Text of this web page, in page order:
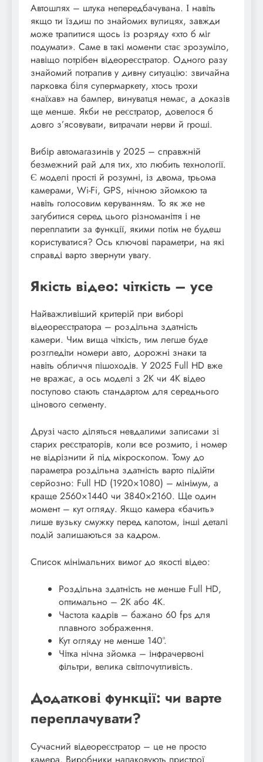
Автошлях – штука непередбачувана. І навіть
якщо ти їздиш по знайомих вулицях, завжди
може трапитися щось із розряду «хто б міг
подумати». Саме в такі моменти стає зрозуміло,
навіщо потрібен відеореєстратор. Одного разу
знайомий потрапив у дивну ситуацію: звичайна
парковка біля супермаркету, хтось трохи
«наїхав» на бампер, винуватця немає, а доказів
ще менше. Якби не реєстратор, довелося б
довго з’ясовувати, витрачати нерви й гроші.
Вибір автомагазинів у 2025 – справжній
безмежний рай для тих, хто любить технології.
Є моделі прості й розумні, із двома, трьома
камерами, Wi-Fi, GPS, нічною зйомкою та
навіть голосовим керуванням. То як же не
загубитися серед цього різноманіття і не
переплатити за функції, якими потім не будеш
користуватися? Ось ключові параметри, на які
справді варто звернути увагу.
Якість відео: чіткість – усе
Найважливіший критерій при виборі
відеореєстратора – роздільна здатність
камери. Чим вища чіткість, тим легше буде
розгледіти номери авто, дорожні знаки та
навіть обличчя пішоходів. У 2025 Full HD вже
не вражає, а ось моделі з 2K чи 4K відео
поступово стають стандартом для середнього
цінового сегменту.
Друзі часто діляться невдалими записами зі
старих реєстраторів, коли все розмито, і номер
не відрізнити й під мікроскопом. Тому до
параметра роздільна здатність варто підійти
серйозно: Full HD (1920×1080) – мінімум, а
краще 2560×1440 чи 3840×2160. Ще один
момент – кут огляду. Якщо камера «бачить»
лише вузьку смужку перед капотом, інші деталі
подій залишаються за кадром.
Список мінімальних вимог до якості відео:
Роздільна здатність не менше Full HD,
оптимально – 2K або 4K.
Частота кадрів – бажано 60 fps для
плавного зображення.
Кут огляду не менше 140°.
Чітка нічна зйомка – інфрачервоні
фільтри, велика світлочутливість.
Додаткові функції: чи варте
переплачувати?
Сучасний відеореєстратор – це не просто